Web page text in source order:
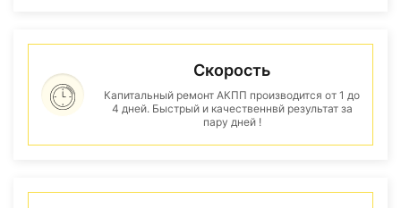
Скорость
Капитальный ремонт АКПП производится от 1 до
4 дней. Быстрый и качественнвй результат за
пару дней !